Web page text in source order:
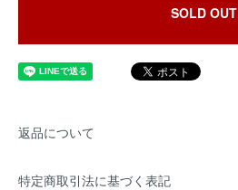
SOLD OUT
返品について
特定商取引法に基づく表記